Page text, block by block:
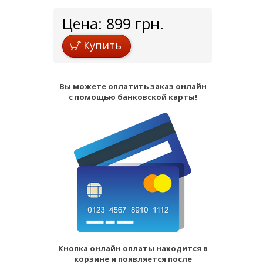
Цена: 899 грн.
Купить
Вы можете оплатить заказ онлайн
с помощью банковской карты!
Кнопка онлайн оплаты находится в
корзине и появляется после